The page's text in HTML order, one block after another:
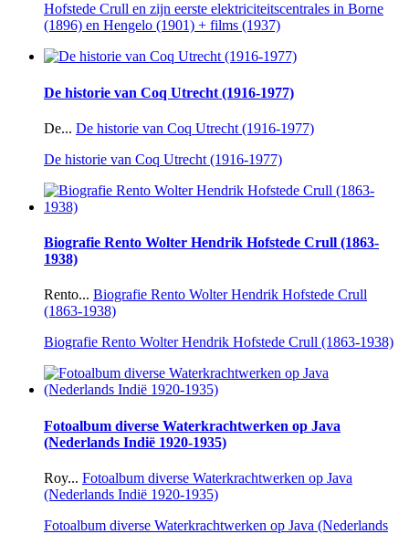
Hofstede Crull en zijn eerste elektriciteitscentrales in Borne
(1896) en Hengelo (1901) + films (1937)
De historie van Coq Utrecht (1916-1977)
De... De historie van Coq Utrecht (1916-1977)
De historie van Coq Utrecht (1916-1977)
Biografie Rento Wolter Hendrik Hofstede Crull (1863-
1938)
Rento... Biografie Rento Wolter Hendrik Hofstede Crull
(1863-1938)
Biografie Rento Wolter Hendrik Hofstede Crull (1863-1938)
Fotoalbum diverse Waterkrachtwerken op Java
(Nederlands Indië 1920-1935)
Roy... Fotoalbum diverse Waterkrachtwerken op Java
(Nederlands Indië 1920-1935)
Fotoalbum diverse Waterkrachtwerken op Java (Nederlands